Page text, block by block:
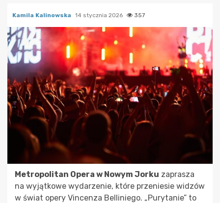
Kamila Kalinowska 14 stycznia 2026 357
Metropolitan Opera w Nowym Jorku zaprasza
na wyjątkowe wydarzenie, które przeniesie widzów
w świat opery Vincenza Belliniego. „Purytanie” to